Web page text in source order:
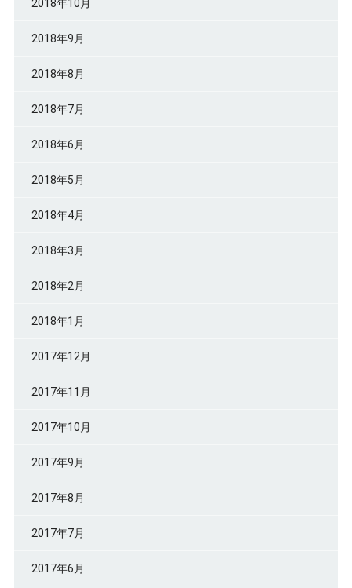
2018年10月
2018年9月
2018年8月
2018年7月
2018年6月
2018年5月
2018年4月
2018年3月
2018年2月
2018年1月
2017年12月
2017年11月
2017年10月
2017年9月
2017年8月
2017年7月
2017年6月